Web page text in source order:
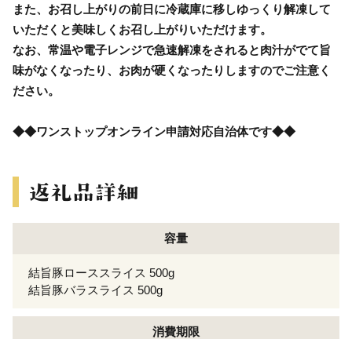
また、お召し上がりの前日に冷蔵庫に移しゆっくり解凍して
いただくと美味しくお召し上がりいただけます。
なお、常温や電子レンジで急速解凍をされると肉汁がでて旨
味がなくなったり、お肉が硬くなったりしますのでご注意く
ださい。
◆◆ワンストップオンライン申請対応自治体です◆◆
容量
結旨豚ローススライス 500g
結旨豚バラスライス 500g
消費期限